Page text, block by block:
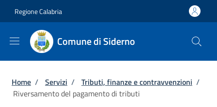
Regione Calabria
Comune di Siderno
Briciole di pane
Home / Servizi / Tributi, finanze e contravvenzioni /
Riversamento del pagamento di tributi